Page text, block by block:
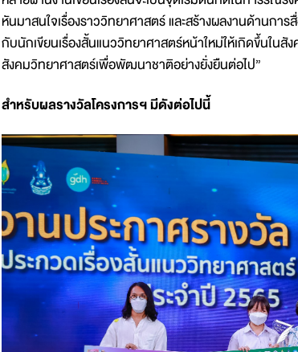
หันมาสนใจเรื่องราววิทยาศาสตร์ และสร้างผลงานด้านกา
กับนักเขียนเรื่องสั้นแนววิทยาศาสตร์หน้าใหม่ให้เกิดขึ้นใน
สังคมวิทยาศาสตร์เพื่อพัฒนาชาติอย่างยั่งยืนต่อไป”
สำหรับผลรางวัลโครงการฯ มีดังต่อไปนี้